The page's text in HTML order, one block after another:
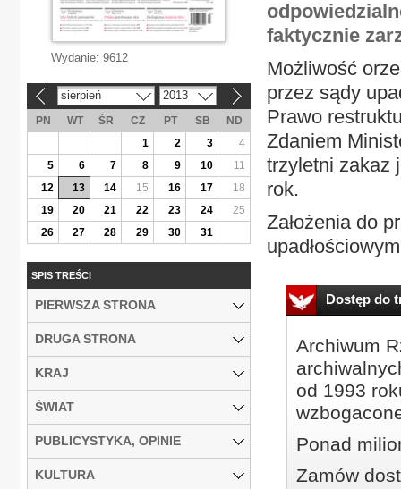
faktycznie
Możliwość
przez sądy
Prawo
Zdaniem
trzyletni zakaz
rok.
Założenia do
Dostęp do
Archiwum
od 1993
Ponad
Zamów
Wydanie: 9612
sierpień 2013
PN WT ŚR CZ PT SB
ND
1
2 3
4
5
6 7 8 9 10
11
12
13 14 15 16 17
18
19
20 21 22 23 24
25
26
27 28 29 30 31
SPIS TREŚCI
PIERWSZA STRONA
DRUGA STRONA
KRAJ
ŚWIAT
PUBLICYSTYKA, OPINIE
KULTURA